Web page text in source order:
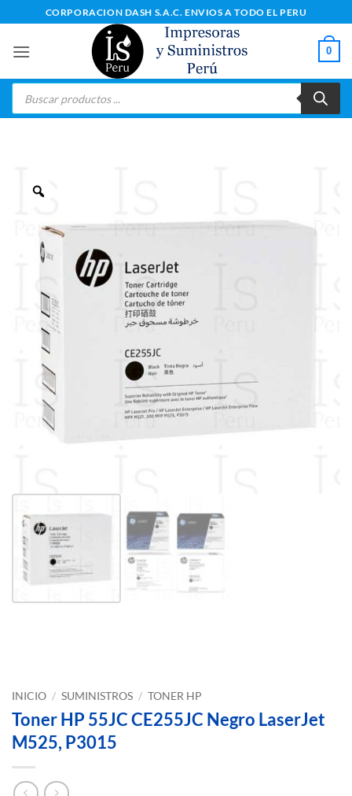
al
contenido
CORPORACION DASH S.A.C. ENVIOS A TODO EL PERU
0
Búsqueda
INICIO / SUMINISTROS / TONER HP
Toner HP 55JC CE255JC Negro LaserJet
M525, P3015